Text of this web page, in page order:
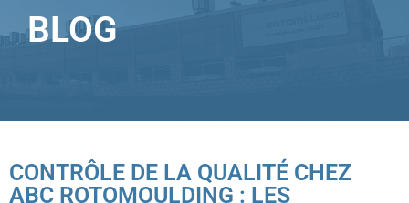
BLOG
CONTRÔLE DE LA QUALITÉ CHEZ
ABC ROTOMOULDING : LES